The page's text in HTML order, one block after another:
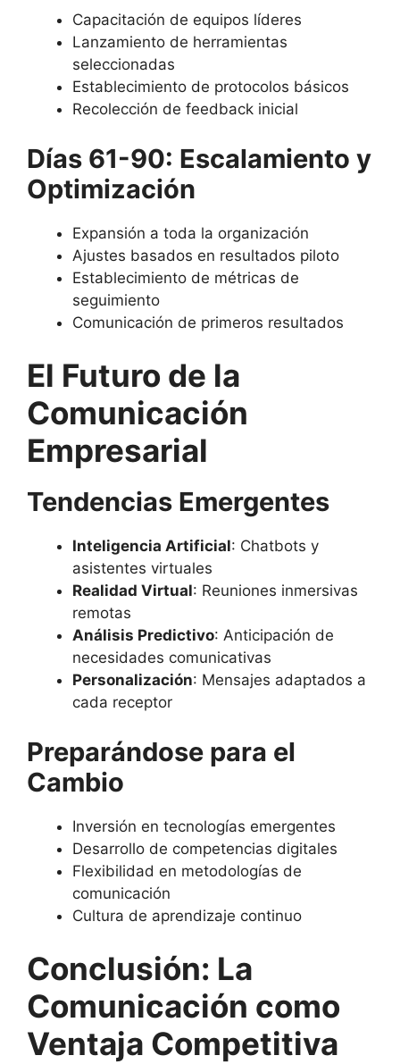
Capacitación de equipos líderes
Lanzamiento de herramientas
seleccionadas
Establecimiento de protocolos básicos
Recolección de feedback inicial
Días 61-90: Escalamiento y
Optimización
Expansión a toda la organización
Ajustes basados en resultados piloto
Establecimiento de métricas de
seguimiento
Comunicación de primeros resultados
El Futuro de la
Comunicación
Empresarial
Tendencias Emergentes
Inteligencia Artificial: Chatbots y
asistentes virtuales
Realidad Virtual: Reuniones inmersivas
remotas
Análisis Predictivo: Anticipación de
necesidades comunicativas
Personalización: Mensajes adaptados a
cada receptor
Preparándose para el
Cambio
Inversión en tecnologías emergentes
Desarrollo de competencias digitales
Flexibilidad en metodologías de
comunicación
Cultura de aprendizaje continuo
Conclusión: La
Comunicación como
Ventaja Competitiva